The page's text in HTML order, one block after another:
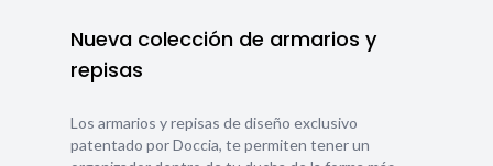
Nueva colección de armarios y
repisas
Los armarios y repisas de diseño exclusivo
patentado por Doccia, te permiten tener un